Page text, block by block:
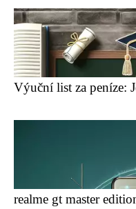
Výuční list za peníze:
realme gt master